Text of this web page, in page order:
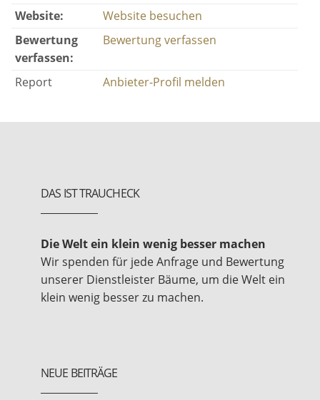
Website:
Website besuchen
Bewertung
verfassen:
Bewertung verfassen
Report Anbieter-Profil melden
DAS IST TRAUCHECK
Die Welt ein klein wenig besser machen
Wir spenden für jede Anfrage und Bewertung
unserer Dienstleister Bäume, um die Welt ein
klein wenig besser zu machen.
NEUE BEITRÄGE